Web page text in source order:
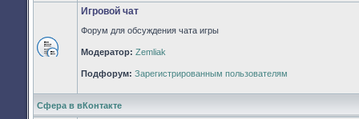
непрочитанных
сообщений
Игровой чат
Форум для обсуждения чата игры
Модератор: Zemliak
Подфорум: Зарегистрированным пользователям
Сфера в вКонтакте